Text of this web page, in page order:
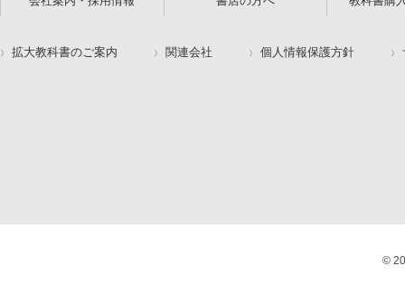
拡大教科書のご案内 関連会社 個人情報保護方針
©